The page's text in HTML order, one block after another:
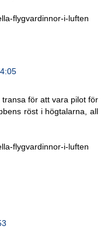
flygvardinnor-i-luften
för att vara pilot för
röst i högtalarna, all
flygvardinnor-i-luften